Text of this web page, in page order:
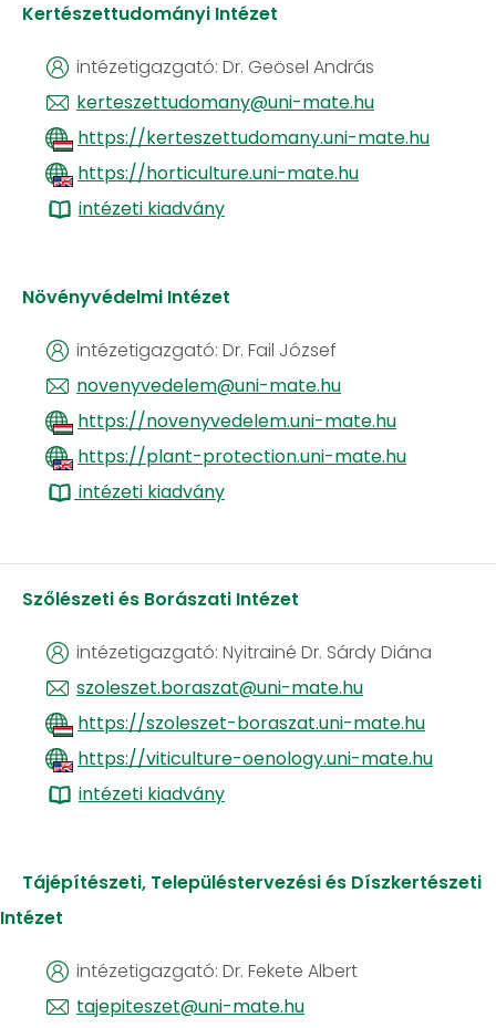
Kertészettudományi Intézet
intézetigazgató: Dr. Geösel András
kerteszettudomany@uni-mate.hu
https://kerteszettudomany.uni-mate.hu
https://horticulture.uni-mate.hu
intézeti kiadvány
Növényvédelmi Intézet
intézetigazgató: Dr. Fail József
novenyvedelem@uni-mate.hu
https://novenyvedelem.uni-mate.hu
https://plant-protection.uni-mate.hu
intézeti kiadvány
Szőlészeti és Borászati Intézet
intézetigazgató: Nyitrainé Dr. Sárdy Diána
szoleszet.boraszat@uni-mate.hu
https://szoleszet-boraszat.uni-mate.hu
https://viticulture-oenology.uni-mate.hu
intézeti kiadvány
Tájépítészeti, Településtervezési és Díszkertészeti
Intézet
intézetigazgató: Dr. Fekete Albert
tajepiteszet@uni-mate.hu